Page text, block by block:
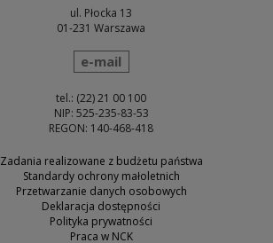
ul. Płocka 13
01-231 Warszawa
wyślij wiadomość
e-mail
tel.: (22) 21 00 100
NIP: 525-235-83-53
REGON: 140-468-418
Zadania realizowane z budżetu państwa
Standardy ochrony małoletnich
Przetwarzanie danych osobowych
Deklaracja dostępności
Polityka prywatności
Praca w NCK